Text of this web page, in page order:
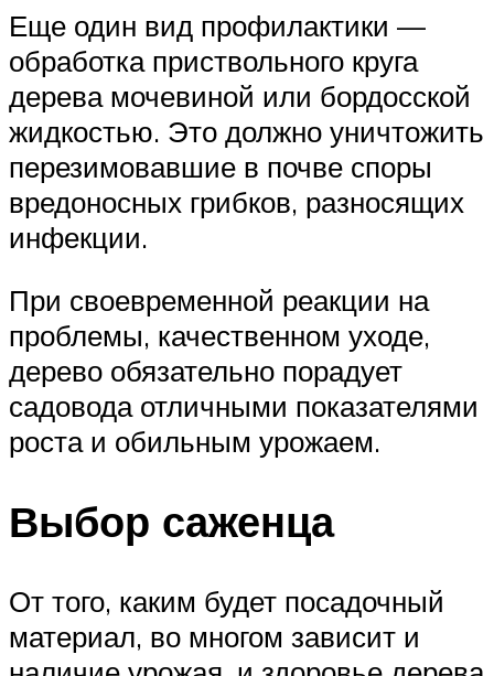
Еще один вид профилактики —
обработка приствольного круга
дерева мочевиной или бордосской
жидкостью. Это должно уничтожить
перезимовавшие в почве споры
вредоносных грибков, разносящих
инфекции.
При своевременной реакции на
проблемы, качественном уходе,
дерево обязательно порадует
садовода отличными показателями
роста и обильным урожаем.
Выбор саженца
От того, каким будет посадочный
материал, во многом зависит и